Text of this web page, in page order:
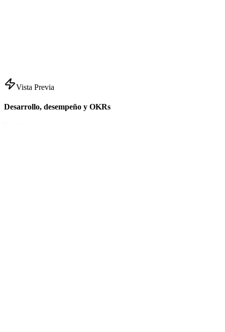
Vista Previa
Desarrollo, desempeño y OKRs